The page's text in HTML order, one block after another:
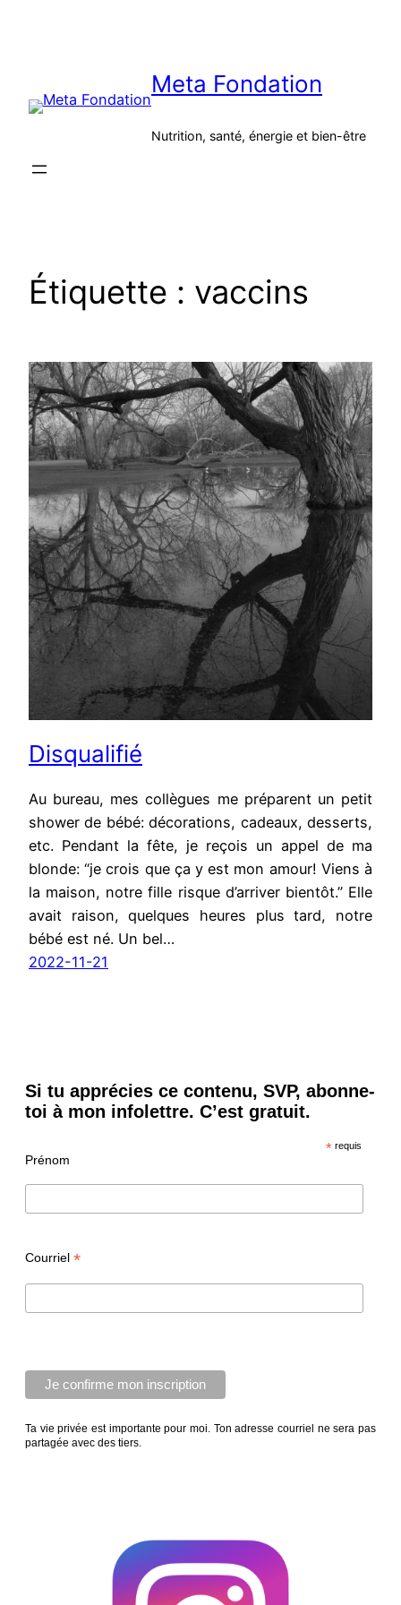
Meta Fondation
Nutrition, santé, énergie et bien-être
Étiquette : vaccins
Disqualifié
Au bureau, mes collègues me préparent un petit
shower de bébé: décorations, cadeaux, desserts,
etc. Pendant la fête, je reçois un appel de ma
blonde: “je crois que ça y est mon amour! Viens à
la maison, notre fille risque d’arriver bientôt.” Elle
avait raison, quelques heures plus tard, notre
bébé est né. Un bel…
2022-11-21
Si tu apprécies ce contenu, SVP, abonne-
toi à mon infolettre. C’est gratuit.
* requis
Prénom
Courriel *
Ta vie privée est importante pour moi. Ton adresse courriel ne sera pas
partagée avec des tiers.